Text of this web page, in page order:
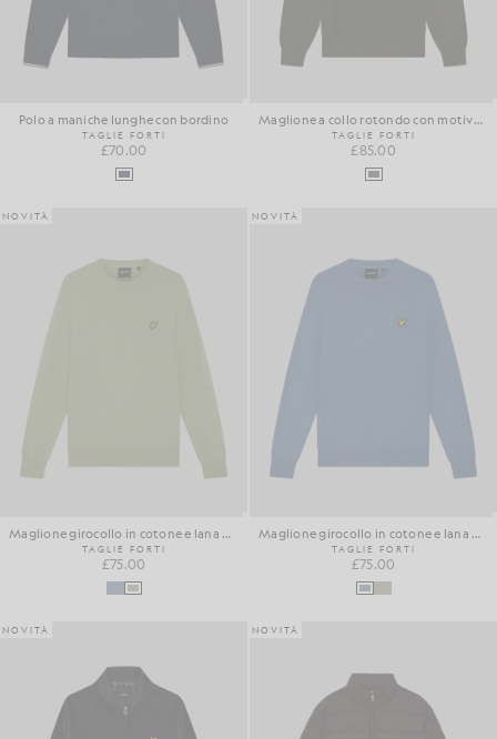
Polo a maniche lunghe con bordino
TAGLIE FORTI
£70.00
Maglione a collo rotondo con motivo a cialda
TAGLIE FORTI
£85.00
NOVITÀ
Maglione girocollo in cotone e lana merino
TAGLIE FORTI
£75.00
NOVITÀ
Maglione girocollo in cotone e lana merino
TAGLIE FORTI
£75.00
NOVITÀ NOVITÀ